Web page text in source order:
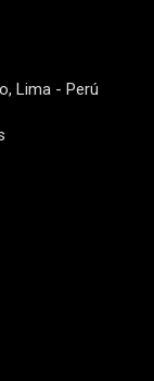
Lima - Perú